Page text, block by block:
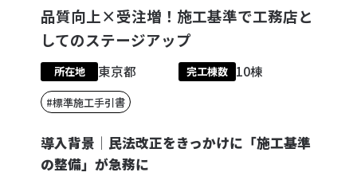
品質向上×受注増！施工基準で工務店と
してのステージアップ
所在地 東京都 完工棟数 10棟
#標準施工手引書
導入背景│民法改正をきっかけに「施工基準
の整備」が急務に